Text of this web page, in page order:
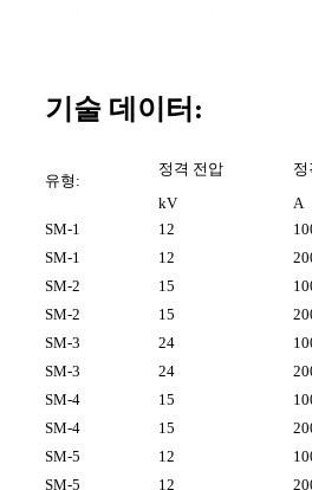
기술 데이터:
유형:
정격 전압 정
kV
A
SM-1
12
SM-1
12
SM-2
15
SM-2
15
SM-3
24
SM-3
24
SM-4
15
SM-4
15
SM-5
12
SM-5
12